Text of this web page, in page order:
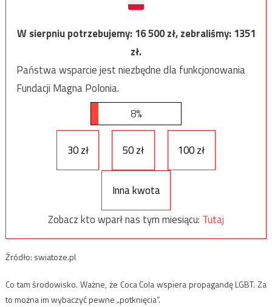
W sierpniu potrzebujemy:16 500zł, zebraliśmy:1351
zł.
Państwa wsparcie jest niezbędne dla funkcjonowania
Fundacji Magna Polonia.
8%
30 zł 50 zł 100 zł
Inna kwota
Zobacz kto wparł nas tym miesiącu: Tutaj
Źródło: swiatoze.pl
Co tam środowisko. Ważne, że Coca Cola wspiera propagandę LGBT. Za
to można im wybaczyć pewne „potknięcia”.